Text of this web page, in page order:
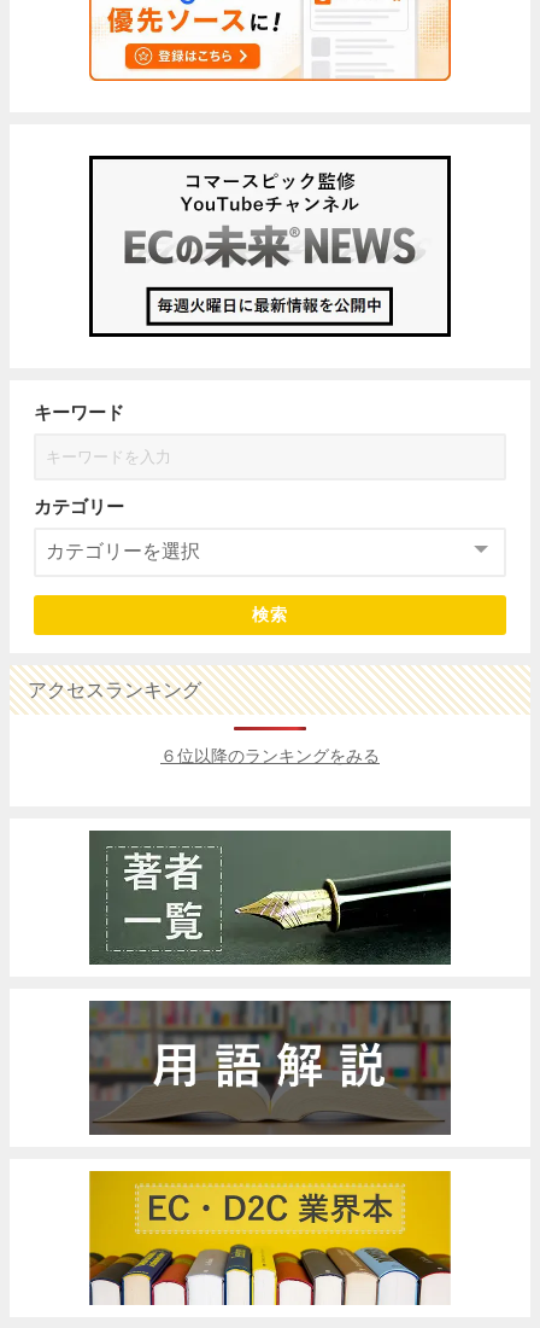
キーワード
カテゴリー
検索
アクセスランキング
６位以降のランキングをみる